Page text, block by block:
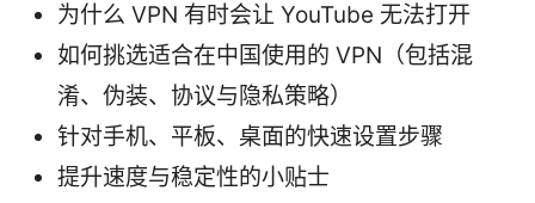
为什么 VPN 有时会让 YouTube 无法打开
如何挑选适合在中国使用的 VPN（包括混
淆、伪装、协议与隐私策略）
针对手机、平板、桌面的快速设置步骤
提升速度与稳定性的小贴士